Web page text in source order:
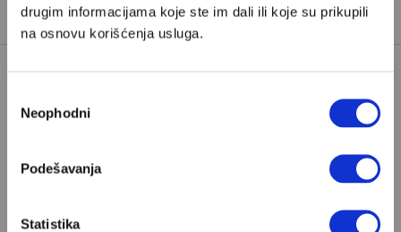
drugim informacijama koje ste im dali ili koje su prikupili
na osnovu korišćenja usluga.
сагласности
Neophodni
Podešavanja
Statistika